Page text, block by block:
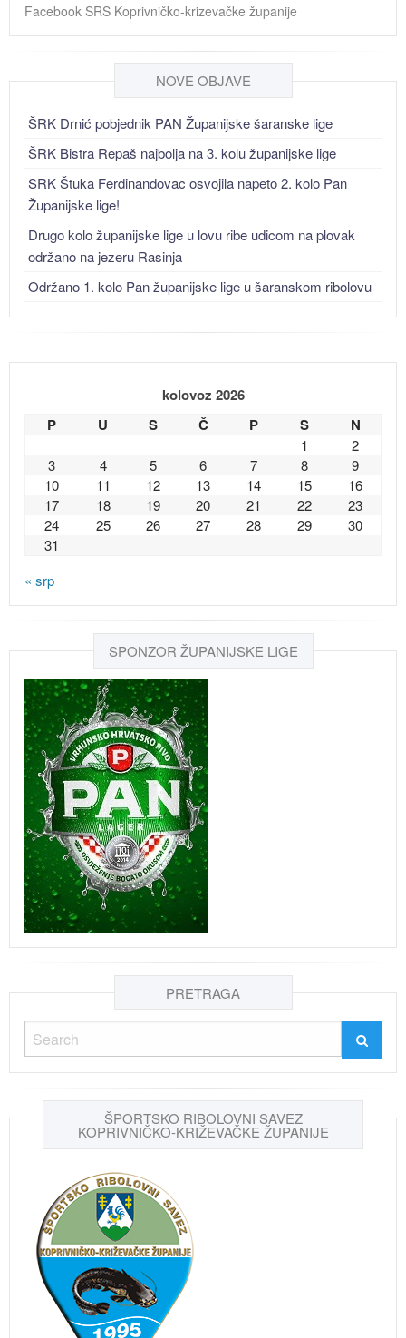
Facebook ŠRS Koprivničko-krizevačke županije
NOVE OBJAVE
ŠRK Drnić pobjednik PAN Županijske šaranske lige
ŠRK Bistra Repaš najbolja na 3. kolu županijske lige
SRK Štuka Ferdinandovac osvojila napeto 2. kolo Pan
Županijske lige!
Drugo kolo županijske lige u lovu ribe udicom na plovak
održano na jezeru Rasinja
Održano 1. kolo Pan županijske lige u šaranskom ribolovu
kolovoz 2026
P
U S Č P S N
1
2
3
4 5 6 7 8
9
10
11 12 13 14 15
16
17
18 19 20 21 22
23
24
25 26 27 28 29
30
31
« srp
SPONZOR ŽUPANIJSKE LIGE
PRETRAGA
ŠPORTSKO RIBOLOVNI SAVEZ
KOPRIVNIČKO-KRIŽEVAČKE ŽUPANIJE